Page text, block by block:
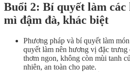
Buổi 2: Bí quyết làm các
mì đậm đà, khác biệt
Phương pháp và bí quyết làm
quyết làm nên hương vị đặc
thơm ngon, không còn mùi tanh
nhiên, an toàn cho pate.